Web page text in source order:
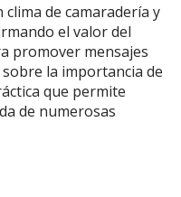
de camaradería y
el valor del
promover mensajes
la importancia de
que permite
de numerosas